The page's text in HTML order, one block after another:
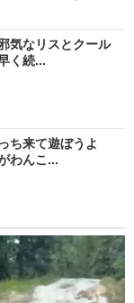
気なリスとクール
く続...
ち来て遊ぼうよ
わんこ...